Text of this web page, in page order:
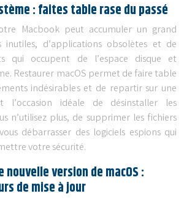
: faites table rase du passé
Macbook peut accumuler un grand
d’applications obsolètes et de
qui occupent de l’espace disque et
Restaurer macOS permet de faire table
indésirables et de repartir sur une
l’occasion idéale de désinstaller les
n’utilisez plus, de supprimer les fichiers
débarrasser des logiciels espions qui
votre sécurité.
version de macOS :
de mise à jour